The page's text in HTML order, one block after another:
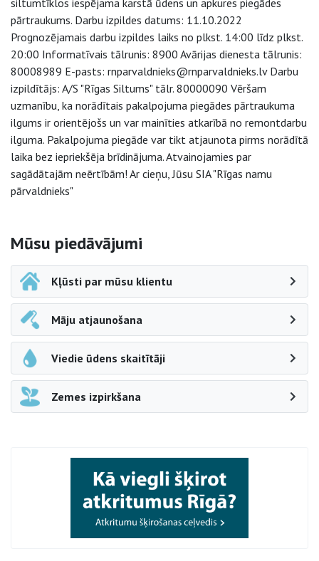
siltumtīklos iespējama karstā ūdens un apkures piegādes
pārtraukums. Darbu izpildes datums: 11.10.2022
Prognozējamais darbu izpildes laiks no plkst. 14:00 līdz plkst.
20:00 Informatīvais tālrunis: 8900 Avārijas dienesta tālrunis:
80008989 E-pasts: rnparvaldnieks@rnparvaldnieks.lv Darbu
izpildītājs: A/S "Rīgas Siltums" tālr. 80000090 Vēršam
uzmanību, ka norādītais pakalpojuma piegādes pārtraukuma
ilgums ir orientējošs un var mainīties atkarībā no remontdarbu
ilguma. Pakalpojuma piegāde var tikt atjaunota pirms norādītā
laika bez iepriekšēja brīdinājuma. Atvainojamies par
sagādātajām neērtībām! Ar cieņu, Jūsu SIA "Rīgas namu
pārvaldnieks"
Sāna navigācija
Mūsu piedāvājumi
Kļūsti par mūsu klientu
Māju atjaunošana
Viedie ūdens skaitītāji
Zemes izpirkšana